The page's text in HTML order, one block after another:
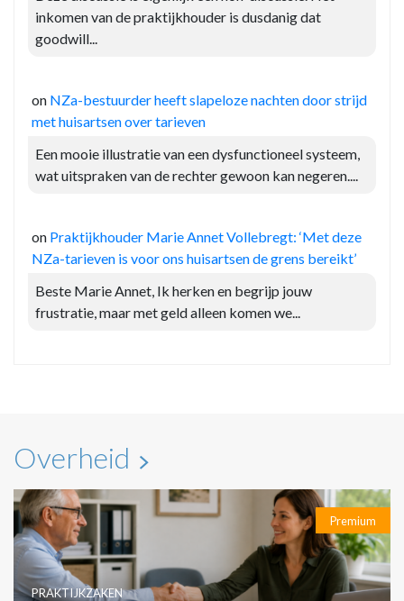
inkomen van de praktijkhouder is dusdanig dat
goodwill...
on NZa-bestuurder heeft slapeloze nachten door strijd
met huisartsen over tarieven
Een mooie illustratie van een dysfunctioneel systeem,
wat uitspraken van de rechter gewoon kan negeren....
on Praktijkhouder Marie Annet Vollebregt: ‘Met deze
NZa-tarieven is voor ons huisartsen de grens bereikt’
Beste Marie Annet, Ik herken en begrijp jouw
frustratie, maar met geld alleen komen we...
Overheid
Premium
PRAKTIJKZAKEN